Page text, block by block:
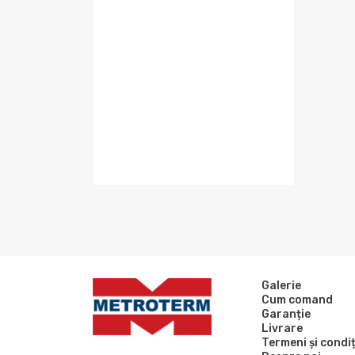
Galerie
Cum comand
Garanție
Livrare
Termeni și